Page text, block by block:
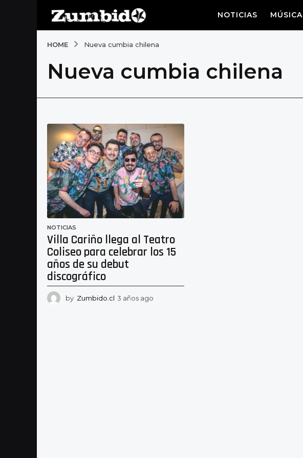
NOTICIAS MÚSICA
HOME Nueva cumbia chilena
Nueva cumbia chilena
NOTICIAS
Villa Cariño llega al Teatro
Coliseo para celebrar los 15
años de su debut
discográfico
by Zumbido.cl 3 años ago